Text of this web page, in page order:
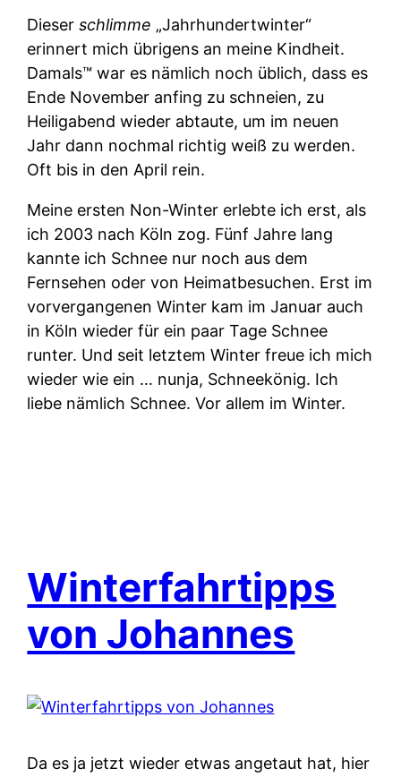
Dieserschlimme „Jahrhundertwinter“
erinnert mich übrigens an meine Kindheit.
Damals™ war es nämlich noch üblich, dass es
Ende November anfing zu schneien, zu
Heiligabend wieder abtaute, um im neuen
Jahr dann nochmal richtig weiß zu werden.
Oft bis in den April rein.
Meine ersten Non-Winter erlebte ich erst, als
ich 2003 nach Köln zog. Fünf Jahre lang
kannte ich Schnee nur noch aus dem
Fernsehen oder von Heimatbesuchen. Erst im
vorvergangenen Winter kam im Januar auch
in Köln wieder für ein paar Tage Schnee
runter. Und seit letztem Winter freue ich mich
wieder wie ein … nunja, Schneekönig. Ich
liebe nämlich Schnee. Vor allem im Winter.
Winterfahrtipps
von Johannes
Da es ja jetzt wieder etwas angetaut hat, hier